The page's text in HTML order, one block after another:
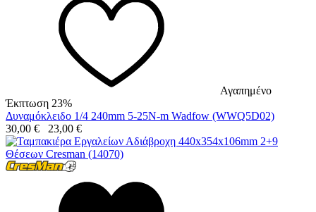
Αγαπημένο
Έκπτωση 23%
Δυναμόκλειδο 1/4 240mm 5-25N-m Wadfow (WWQ5D02)
30,00 € 23,00 €